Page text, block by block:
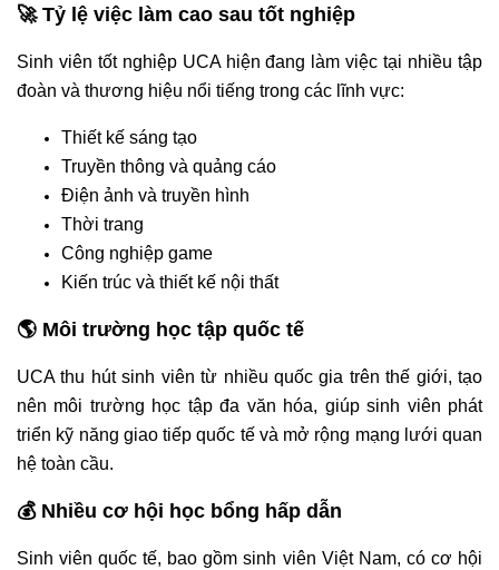
🚀 Tỷ lệ việc làm cao sau tốt nghiệp
Sinh viên tốt nghiệp UCA hiện đang làm việc tại nhiều tập
đoàn và thương hiệu nổi tiếng trong các lĩnh vực:
Thiết kế sáng tạo
Truyền thông và quảng cáo
Điện ảnh và truyền hình
Thời trang
Công nghiệp game
Kiến trúc và thiết kế nội thất
🌎 Môi trường học tập quốc tế
UCA thu hút sinh viên từ nhiều quốc gia trên thế giới, tạo
nên môi trường học tập đa văn hóa, giúp sinh viên phát
triển kỹ năng giao tiếp quốc tế và mở rộng mạng lưới quan
hệ toàn cầu.
💰 Nhiều cơ hội học bổng hấp dẫn
Sinh viên quốc tế, bao gồm sinh viên Việt Nam, có cơ hội